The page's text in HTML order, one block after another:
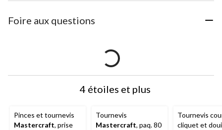
Foire aux questions
4 étoiles et plus
Pinces et tournevis
Mastercraft, prise
Tournevis
Mastercraft, paq. 80
Tournevis
cliquet et